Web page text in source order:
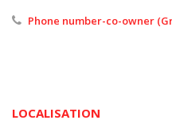
Phone number-co-owner
LOCALISATION